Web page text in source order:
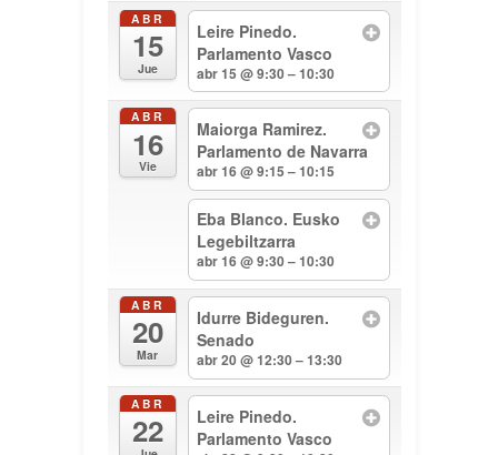
ABR
15
Jue
Leire Pinedo.
Parlamento Vasco
abr 15 @ 9:30 – 10:30
ABR
16
Vie
Maiorga Ramirez.
Parlamento de Navarra
abr 16 @ 9:15 – 10:15
Eba Blanco. Eusko
Legebiltzarra
abr 16 @ 9:30 – 10:30
ABR
20
Mar
Idurre Bideguren.
Senado
abr 20 @ 12:30 – 13:30
ABR
22
Leire Pinedo.
Parlamento Vasco